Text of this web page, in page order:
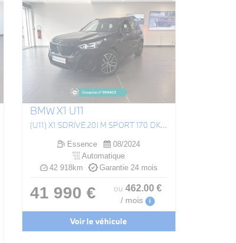
BMW X1 U11
(U11) X1 SDRIVE 20I M SPORT 170 DKG7
Essence
08/2024
Automatique
42 918km
Garantie 24 mois
41 990 € ou 462.00 €
/ mois i
Voir le véhicule